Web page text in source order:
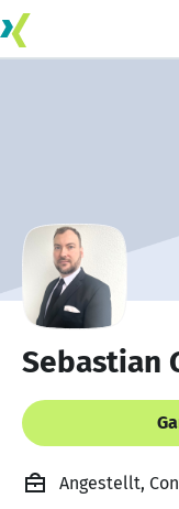
Sebastian
Angestellt,